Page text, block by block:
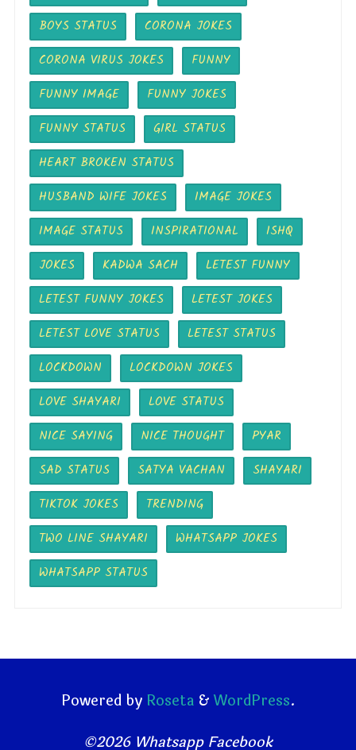
BOYS STATUS
CORONA JOKES
CORONA VIRUS JOKES
FUNNY
FUNNY IMAGE
FUNNY JOKES
FUNNY STATUS
GIRL STATUS
HEART BROKEN STATUS
HUSBAND WIFE JOKES
IMAGE JOKES
IMAGE STATUS
INSPIRATIONAL
ISHQ
JOKES
KADWA SACH
LETEST FUNNY
LETEST FUNNY JOKES
LETEST JOKES
LETEST LOVE STATUS
LETEST STATUS
LOCKDOWN
LOCKDOWN JOKES
LOVE SHAYARI
LOVE STATUS
NICE SAYING
NICE THOUGHT
PYAR
SAD STATUS
SATYA VACHAN
SHAYARI
TIKTOK JOKES
TRENDING
TWO LINE SHAYARI
WHATSAPP JOKES
WHATSAPP STATUS
Powered byRoseta & WordPress.
©2026 Whatsapp Facebook